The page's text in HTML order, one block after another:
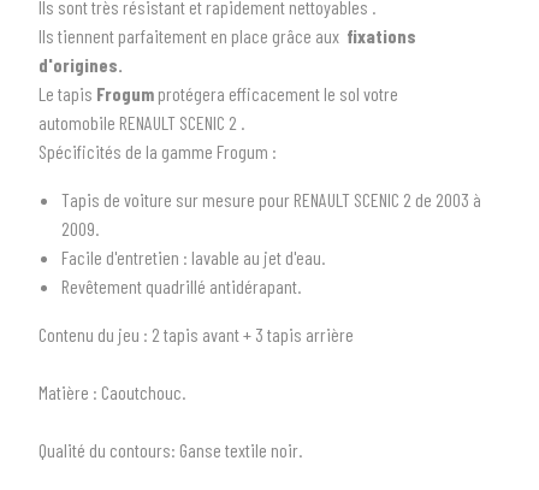
SÉLECTIONNEZ LE TYPE DE VOTRE VÉHICULE
Ils sont très résistant et rapidement nettoyables .
Ils tiennent parfaitement en place grâce aux fixations
d'origines.
Le tapis Frogum protégera efficacement le sol votre
automobile RENAULT SCENIC 2 .
Spécificités de la gamme Frogum :
Tapis de voiture sur mesure pour RENAULT SCENIC 2 de 2003 à
2009.
Facile d'entretien : lavable au jet d'eau.
Revêtement quadrillé antidérapant.
Contenu du jeu : 2 tapis avant + 3 tapis arrière
Matière : Caoutchouc.
Qualité du contours: Ganse textile noir.